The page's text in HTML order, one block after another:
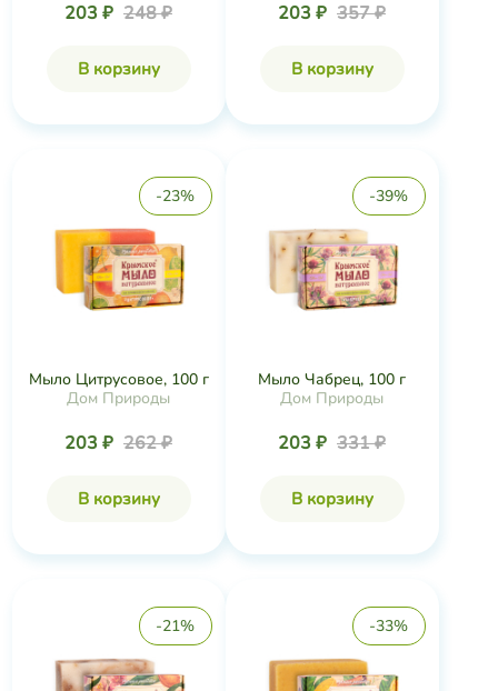
203 ₽ 248 ₽
В корзину
203 ₽ 357 ₽
В корзину
-23%
Мыло Цитрусовое, 100 г
Дом Природы
203 ₽ 262 ₽
В корзину
-39%
Мыло Чабрец, 100 г
Дом Природы
203 ₽ 331 ₽
В корзину
-21% -33%